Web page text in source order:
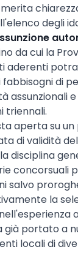
degli
da cui la
aderenti
di
assunzionali
triennali.
aperta su un
di validità
disciplina
concorsuali
salvo
la
già portato a
locali di